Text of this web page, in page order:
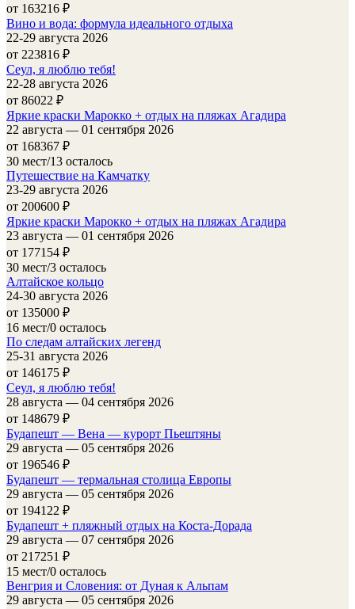
от 163216 ₽
Вино и вода: формула идеального отдыха
22-29 августа 2026
от 223816 ₽
Сеул, я люблю тебя!
22-28 августа 2026
от 86022 ₽
Яркие краски Марокко + отдых на пляжах Агадира
22 августа — 01 сентября 2026
от 168367 ₽
30 мест/13 осталось
Путешествие на Камчатку
23-29 августа 2026
от 200600 ₽
Яркие краски Марокко + отдых на пляжах Агадира
23 августа — 01 сентября 2026
от 177154 ₽
30 мест/3 осталось
Алтайское кольцо
24-30 августа 2026
от 135000 ₽
16 мест/0 осталось
По следам алтайских легенд
25-31 августа 2026
от 146175 ₽
Сеул, я люблю тебя!
28 августа — 04 сентября 2026
от 148679 ₽
Будапешт — Вена — курорт Пьештяны
29 августа — 05 сентября 2026
от 196546 ₽
Будапешт — термальная столица Европы
29 августа — 05 сентября 2026
от 194122 ₽
Будапешт + пляжный отдых на Коста-Дорада
29 августа — 07 сентября 2026
от 217251 ₽
15 мест/0 осталось
Венгрия и Словения: от Дуная к Альпам
29 августа — 05 сентября 2026